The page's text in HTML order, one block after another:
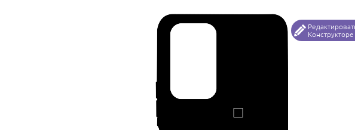
Конструкторе